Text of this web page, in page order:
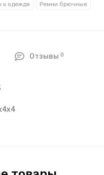
к одежде Ремни брючные
Отзывы 0